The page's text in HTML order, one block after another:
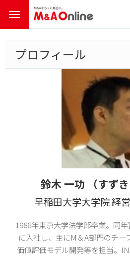
プロフィール
鈴木 一功 （すずき
早稲田大学大学院 経
1986年東京大学法学部卒業。同年
に入社し、主にM＆A部門のチー
価値評価モデル開発等を担当。